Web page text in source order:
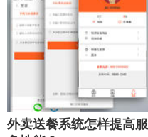
外卖送餐系统怎样提高服